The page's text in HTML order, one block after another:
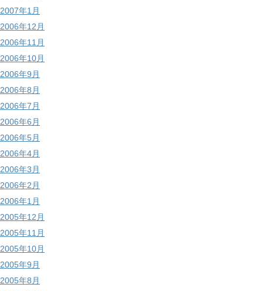
2007年1月
2006年12月
2006年11月
2006年10月
2006年9月
2006年8月
2006年7月
2006年6月
2006年5月
2006年4月
2006年3月
2006年2月
2006年1月
2005年12月
2005年11月
2005年10月
2005年9月
2005年8月